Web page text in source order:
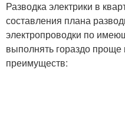
Разводка электрики в
составления плана
электропроводки по
выполнять гораздо
преимуществ: